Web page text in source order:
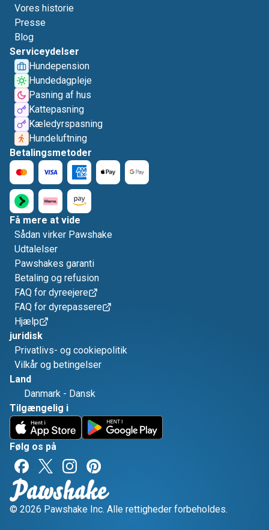
Vores historie
Presse
Blog
Serviceydelser
Hundepension
Hundedagpleje
Pasning af hus
Kattepasning
Kæledyrspasning
Hundeluftning
Betalingsmetoder
Få mere at vide
Sådan virker Pawshake
Udtalelser
Pawshakes garanti
Betaling og refusion
FAQ for dyreejere
FAQ for dyrepassere
Hjælp
juridisk
Privatlivs- og cookiepolitik
Vilkår og betingelser
Land
Danmark - Dansk
Tilgængelig i
Følg os på
© 2026 Pawshake Inc. Alle rettigheder forbeholdes.